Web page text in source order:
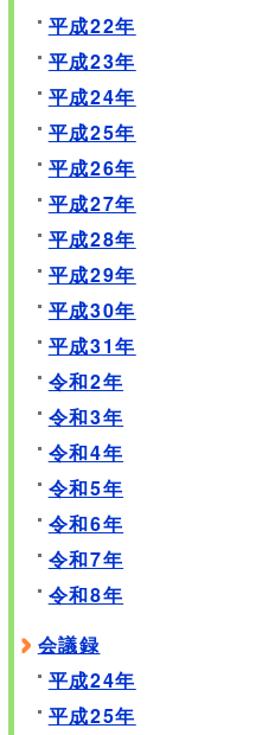
平成22年
平成23年
平成24年
平成25年
平成26年
平成27年
平成28年
平成29年
平成30年
平成31年
令和2年
令和3年
令和4年
令和5年
令和6年
令和7年
令和8年
会議録
平成24年
平成25年